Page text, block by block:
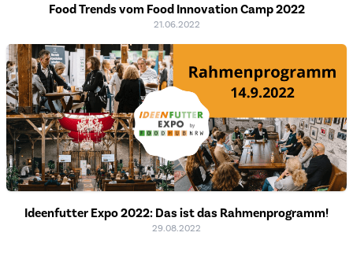
Food Trends vom Food Innovation Camp 2022
21.06.2022
Ideenfutter Expo 2022: Das ist das Rahmenprogramm!
29.08.2022